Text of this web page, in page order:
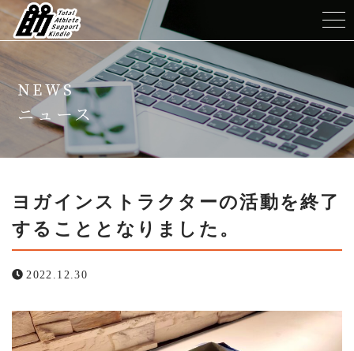
ホーム
TASKについて
メニュー
トレーナー紹介
よくある質問
ニュース
コンテンツ
NEWS
ニュース
ヨガインストラクターの活動を終了
することとなりました。
2022.12.30